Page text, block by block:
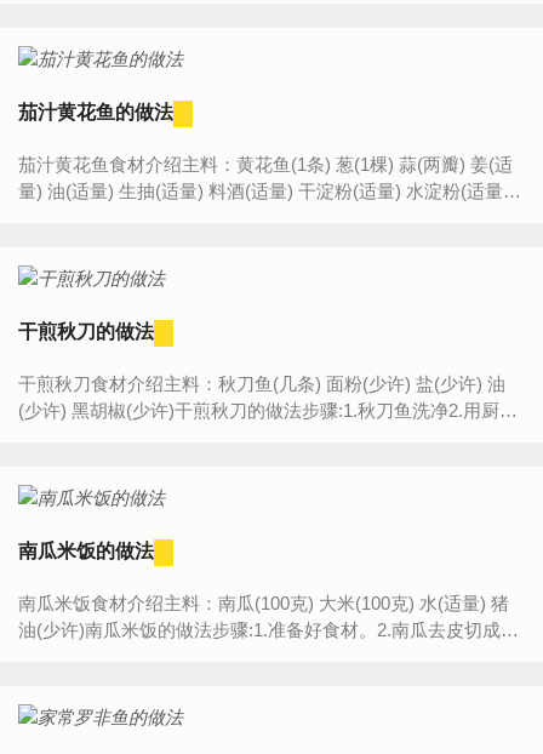
茄汁黄花鱼的做法
茄汁黄花鱼食材介绍主料：黄花鱼(1条) 葱(1棵) 蒜(两瓣) 姜(适
量) 油(适量) 生抽(适量) 料酒(适量) 干淀粉(适量) 水淀粉(适量)
干煎秋刀的做法
干煎秋刀食材介绍主料：秋刀鱼(几条) 面粉(少许) 盐(少许) 油
(少许) 黑胡椒(少许)干煎秋刀的做法步骤:1.秋刀鱼洗净2.用厨房
南瓜米饭的做法
南瓜米饭食材介绍主料：南瓜(100克) 大米(100克) 水(适量) 猪
油(少许)南瓜米饭的做法步骤:1.准备好食材。2.南瓜去皮切成1